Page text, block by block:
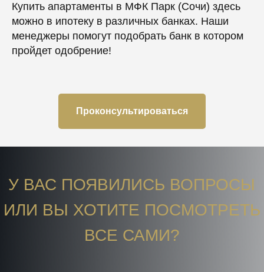
Купить апартаменты в МФК Парк (Сочи) здесь
можно в ипотеку в различных банках. Наши
менеджеры помогут подобрать банк в котором
пройдет одобрение!
Проконсультироваться
У ВАС ПОЯВИЛИСЬ ВОПРОСЫ
ИЛИ ВЫ ХОТИТЕ ПОСМОТРЕТЬ
ВСЕ САМИ?